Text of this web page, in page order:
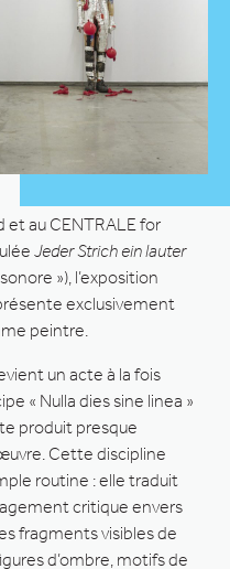
et au CENTRALE for
Jeder Strich ein lauter
»), l’exposition
exclusivement
peintre.
un acte à la fois
« Nulla dies sine linea »
produit presque
Cette discipline
routine : elle traduit
critique envers
fragments visibles de
d’ombre, motifs de